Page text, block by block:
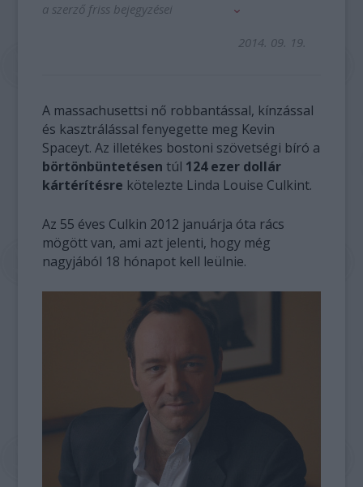
a szerző friss bejegyzései
2014. 09. 19.
A massachusettsi nő robbantással, kínzással
és kasztrálással fenyegette meg Kevin
Spaceyt. Az illetékes bostoni szövetségi bíró a
börtönbüntetésen túl 124 ezer dollár
kártérítésre kötelezte Linda Louise Culkint.
Az 55 éves Culkin 2012 januárja óta rács
mögött van, ami azt jelenti, hogy még
nagyjából 18 hónapot kell leülnie.